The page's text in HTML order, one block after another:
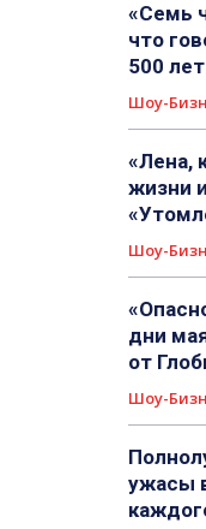
«Семь
что
500
Шоу-
«Лена,
жизни
Шоу-
дни
от
Шоу-
ужасы